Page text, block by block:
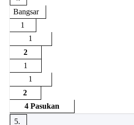
Bangsar
1
1
2
1
1
2
4 Pasukan
5.